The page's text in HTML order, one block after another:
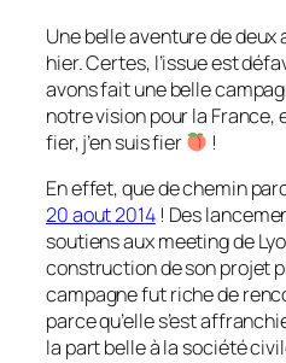
Une belle aventure de deux
hier. Certes, l’issue est
avons fait une belle
notre vision pour la France,
fier, j’en suis fier
!
En effet, que de chemin
20 aout 2014! Des
soutiens aux meeting de
construction de son projet
campagne fut riche de
parce qu’elle s’est
la part belle à la société